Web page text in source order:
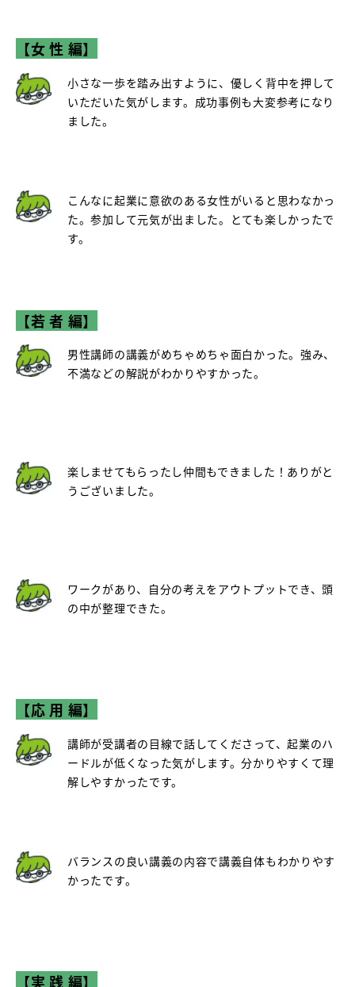
【女 性 編】
小さな一歩を踏み出すように、優しく背中を押して
いただいた気がします。成功事例も大変参考になり
ました。
こんなに起業に意欲のある女性がいると思わなかっ
た。参加して元気が出ました。とても楽しかったで
す。
【若 者 編】
男性講師の講義がめちゃめちゃ面白かった。強み、
不満などの解説がわかりやすかった。
楽しませてもらったし仲間もできました！ありがと
うございました。
ワークがあり、自分の考えをアウトプットでき、頭
の中が整理できた。
【応 用 編】
講師が受講者の目線で話してくださって、起業のハ
ードルが低くなった気がします。分かりやすくて理
解しやすかったです。
バランスの良い講義の内容で講義自体もわかりやす
かったです。
【実 践 編】